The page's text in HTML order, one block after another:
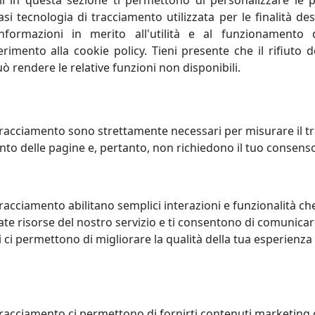
il livello di conoscenza attuale, perfeziona un
progresso umano; porta con sé valori e risultati
capacità di creare e inventare."Creatività è unire
profonda conoscenza delle regole da superare,
sono curiosità, indipendenza, spirito critico,
di un sistema economico oppure di una
concorrenza. Lo spirito di rivalità è proprio di chi è
tecnologia di tracciamento utilizzata per le finalità
in merito all'utilità e al
alla cookie policy. Tieni presente che il rifiuto
rendere le relative funzioni non disponibili.
sono strettamente necessari per misurare il
delle pagine e, pertanto, non richiedono il tuo
abilitano semplici interazioni e funzionalità
risorse del nostro servizio e ti consentono di
permettono di migliorare la qualità della tua